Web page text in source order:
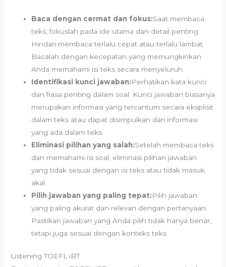
Baca dengan cermat dan fokus:Saat membaca
teks, fokuslah pada ide utama dan detail penting.
Hindari membaca terlalu cepat atau terlalu lambat.
Bacalah dengan kecepatan yang memungkinkan
Anda memahami isi teks secara menyeluruh.
Identifikasi kunci jawaban:Perhatikan kata kunci
dan frasa penting dalam soal. Kunci jawaban biasanya
merupakan informasi yang tercantum secara eksplisit
dalam teks atau dapat disimpulkan dari informasi
yang ada dalam teks.
Eliminasi pilihan yang salah:Setelah membaca teks
dan memahami isi soal, eliminasi pilihan jawaban
yang tidak sesuai dengan isi teks atau tidak masuk
akal.
Pilih jawaban yang paling tepat:Pilih jawaban
yang paling akurat dan relevan dengan pertanyaan.
Pastikan jawaban yang Anda pilih tidak hanya benar,
tetapi juga sesuai dengan konteks teks.
Listening TOEFL iBT